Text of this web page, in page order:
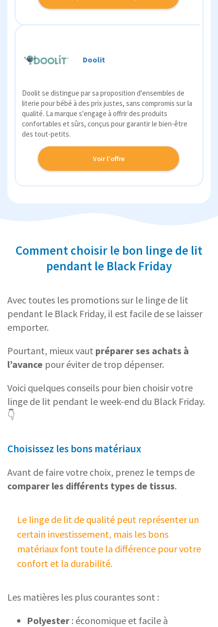
Doolit
Doolit se distingue par sa proposition d'ensembles de
literie pour bébé à des prix justes, sans compromis sur la
qualité. La marque s'engage à offrir des produits
confortables et sûrs, conçus pour garantir le bien-être
des tout-petits.
Voir l'offre
Comment choisir le bon linge de lit
pendant le Black Friday
Avec toutes les promotions sur le linge de lit
pendant le Black Friday, il est facile de se laisser
emporter.
Pourtant, mieux vaut préparer ses achats à
l’avance pour éviter de trop dépenser.
Voici quelques conseils pour bien choisir votre
linge de lit pendant le week-end du Black Friday.
👇
Choisissez les bons matériaux
Avant de faire votre choix, prenez le temps de
comparer les différents types de tissus.
Le linge de lit de qualité peut représenter un
certain investissement, mais les bons
matériaux font toute la différence pour votre
confort et la durabilité.
Les matières les plus courantes sont :
Polyester : économique et facile à